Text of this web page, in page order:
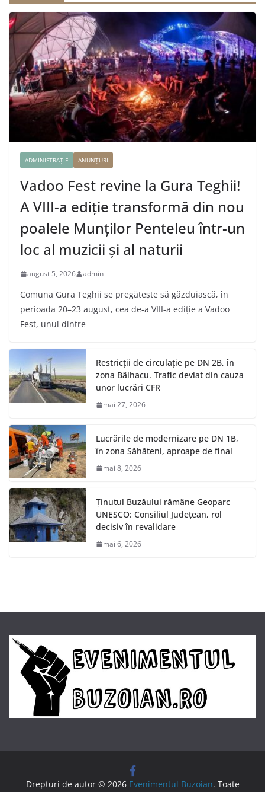
ADMINISTRAȚIE ANUNȚURI
Vadoo Fest revine la Gura Teghii!
A VIII-a ediție transformă din nou
poalele Munților Penteleu într-un
loc al muzicii și al naturii
august 5, 2026 admin
Comuna Gura Teghii se pregătește să găzduiască, în
perioada 20–23 august, cea de-a VIII-a ediție a Vadoo
Fest, unul dintre
Restricții de circulație pe DN 2B, în
zona Bâlhacu. Trafic deviat din cauza
unor lucrări CFR
mai 27, 2026
Lucrările de modernizare pe DN 1B,
în zona Săhăteni, aproape de final
mai 8, 2026
Ținutul Buzăului rămâne Geoparc
UNESCO: Consiliul Județean, rol
decisiv în revalidare
mai 6, 2026
Drepturi de autor © 2026 Evenimentul Buzoian. Toate